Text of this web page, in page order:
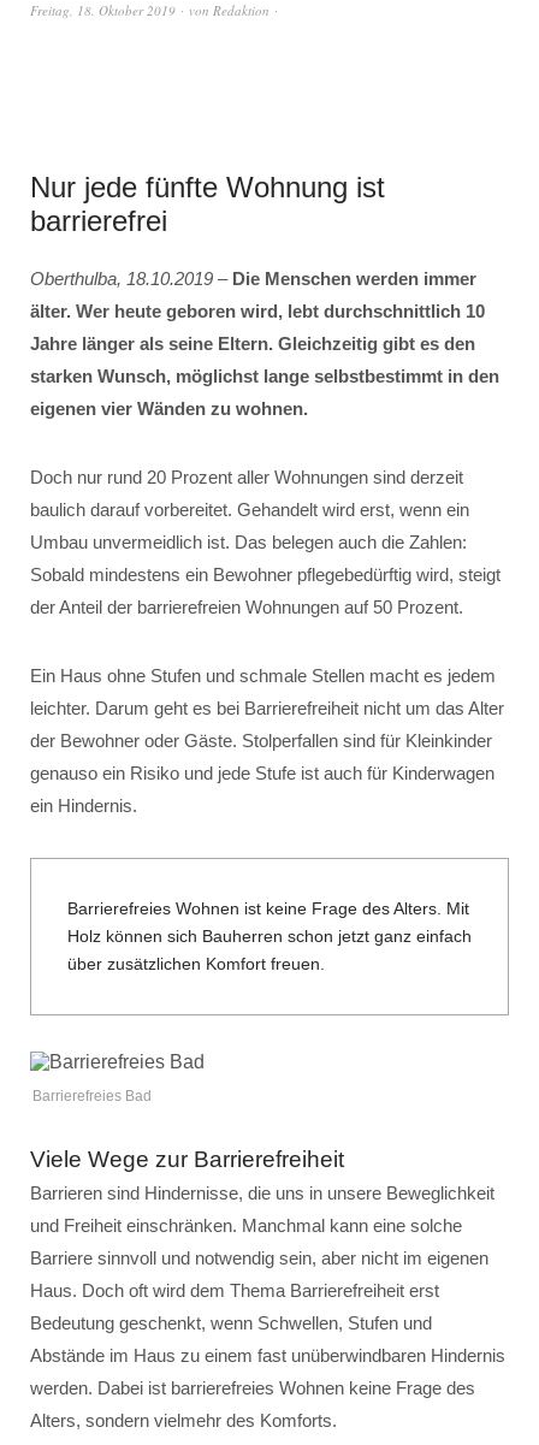
Freitag, 18. Oktober 2019 von Redaktion
Nur jede fünfte Wohnung ist
barrierefrei
Oberthulba, 18.10.2019 – Die Menschen werden immer
älter. Wer heute geboren wird, lebt durchschnittlich 10
Jahre länger als seine Eltern. Gleichzeitig gibt es den
starken Wunsch, möglichst lange selbstbestimmt in den
eigenen vier Wänden zu wohnen.
Doch nur rund 20 Prozent aller Wohnungen sind derzeit
baulich darauf vorbereitet. Gehandelt wird erst, wenn ein
Umbau unvermeidlich ist. Das belegen auch die Zahlen:
Sobald mindestens ein Bewohner pflegebedürftig wird, steigt
der Anteil der barrierefreien Wohnungen auf 50 Prozent.
Ein Haus ohne Stufen und schmale Stellen macht es jedem
leichter. Darum geht es bei Barrierefreiheit nicht um das Alter
der Bewohner oder Gäste. Stolperfallen sind für Kleinkinder
genauso ein Risiko und jede Stufe ist auch für Kinderwagen
ein Hindernis.
Barrierefreies Wohnen ist keine Frage des Alters. Mit
Holz können sich Bauherren schon jetzt ganz einfach
über zusätzlichen Komfort freuen.
Barrierefreies Bad
Viele Wege zur Barrierefreiheit
Barrieren sind Hindernisse, die uns in unsere Beweglichkeit
und Freiheit einschränken. Manchmal kann eine solche
Barriere sinnvoll und notwendig sein, aber nicht im eigenen
Haus. Doch oft wird dem Thema Barrierefreiheit erst
Bedeutung geschenkt, wenn Schwellen, Stufen und
Abstände im Haus zu einem fast unüberwindbaren Hindernis
werden. Dabei ist barrierefreies Wohnen keine Frage des
Alters, sondern vielmehr des Komforts.